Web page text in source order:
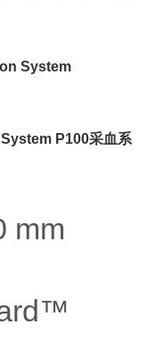
System
P100采血系
mm